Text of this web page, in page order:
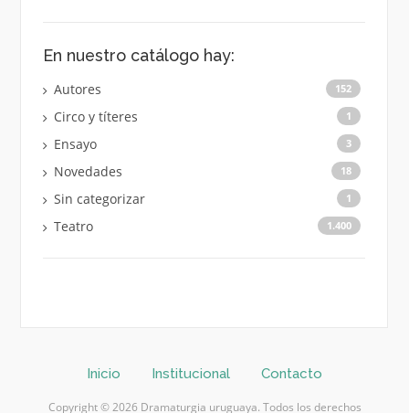
En nuestro catálogo hay:
Autores 152
Circo y títeres 1
Ensayo 3
Novedades 18
Sin categorizar 1
Teatro 1.400
Inicio Institucional Contacto
Copyright © 2026 Dramaturgia uruguaya. Todos los derechos